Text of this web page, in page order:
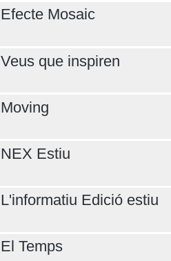
Efecte Mosaic
Veus que inspiren
Moving
NEX Estiu
L'informatiu Edició estiu
El Temps